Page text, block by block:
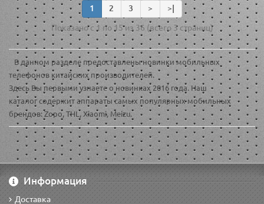
1 2 3 > >|
Показано с 1 по 15 из 36 (всего 3 страниц)
В данном разделе предоставлены новинки мобильных
телефонов китайских производителей.
Здесь Вы первыми узнаете о новинках 2016 года. Наш
каталог содержит аппараты самых популярных мобильных
брендов: Zopo, THL, Xiaomi, Meizu.
Информация
Доставка